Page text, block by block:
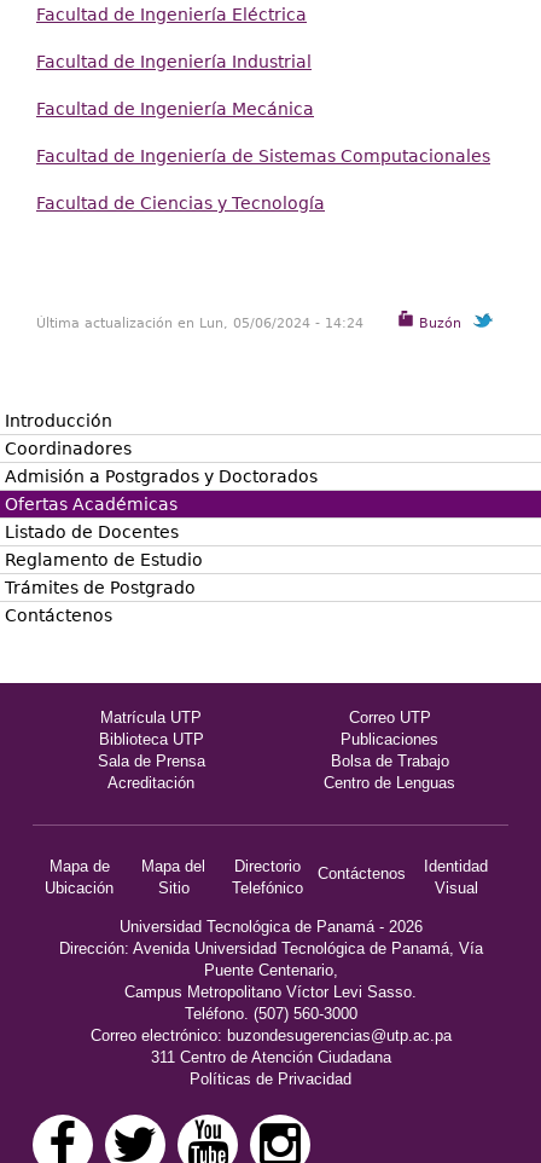
Facultad de Ingeniería Eléctrica
Facultad de Ingeniería Industrial
Facultad de Ingeniería Mecánica
Facultad de Ingeniería de Sistemas Computacionales
Facultad de Ciencias y Tecnología
Buzón
Última actualización en Lun, 05/06/2024 - 14:24
Introducción
Coordinadores
Admisión a Postgrados y Doctorados
Ofertas Académicas
Listado de Docentes
Reglamento de Estudio
Trámites de Postgrado
Contáctenos
Matrícula UTP
Correo UTP
Biblioteca UTP
Publicaciones
Sala de Prensa
Bolsa de Trabajo
Acreditación
Centro de Lenguas
Mapa de
Ubicación
Mapa del
Sitio
Directorio
Telefónico
Contáctenos
Identidad
Visual
Universidad Tecnológica de Panamá - 2026
Dirección: Avenida Universidad Tecnológica de Panamá, Vía
Puente Centenario,
Campus Metropolitano Víctor Levi Sasso.
Teléfono. (507) 560-3000
Correo electrónico: buzondesugerencias@utp.ac.pa
311 Centro de Atención Ciudadana
Políticas de Privacidad